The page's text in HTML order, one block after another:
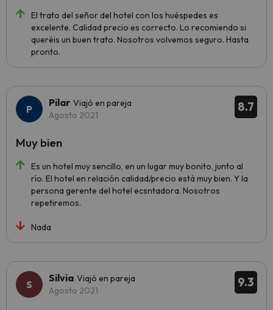
El trato del señor del hotel con los huéspedes es
excelente. Calidad precio es correcto. Lo recomiendo si
queréis un buen trato. Nosotros volvemos seguro. Hasta
pronto.
8.7
Pilar Viajó en pareja
Agosto 2021
Es un hotel muy sencillo, en un lugar muy bonito, junto al
río. El hotel en relación calidad/precio está muy bien. Y la
persona gerente del hotel ecsntadora. Nosotros
repetiremos.
Nada
Muy bien
9.3
Silvia Viajó en pareja
Agosto 2021